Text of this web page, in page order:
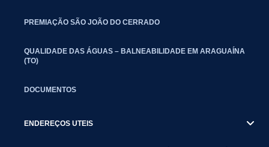
PREMIAÇÃO SÃO JOÃO DO CERRADO
QUALIDADE DAS ÁGUAS – BALNEABILIDADE EM ARAGUAÍNA
(TO)
DOCUMENTOS
ENDEREÇOS UTEIS